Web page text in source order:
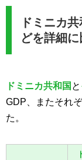
ドミニカ
どを詳細
ドミニカ共和国 と
GDP、またそれ
た。